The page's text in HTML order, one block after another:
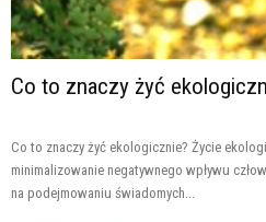
Co to znaczy żyć
Co to znaczy żyć ekologicznie? Życie
minimalizowanie negatywnego wpływu
na podejmowaniu świadomych...